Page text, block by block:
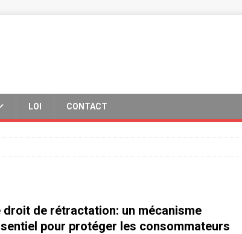
LOI CONTACT
droit de rétractation: un mécanisme
pour protéger les consommateurs